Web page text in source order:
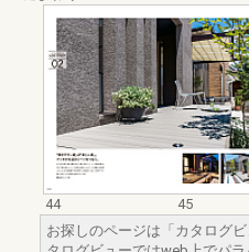
44
45
お探しのページは「カタログ